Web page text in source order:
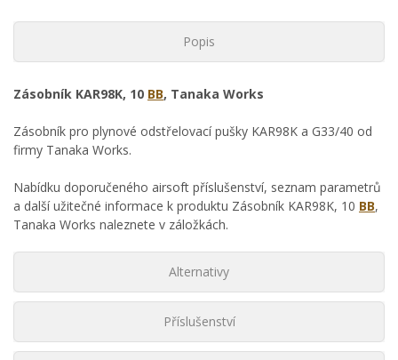
Popis
Zásobník KAR98K, 10 BB, Tanaka Works
Zásobník pro plynové odstřelovací pušky KAR98K a G33/40 od
firmy Tanaka Works.
Nabídku doporučeného airsoft příslušenství, seznam parametrů
a další užitečné informace k produktu Zásobník KAR98K, 10 BB,
Tanaka Works naleznete v záložkách.
Alternativy
Příslušenství